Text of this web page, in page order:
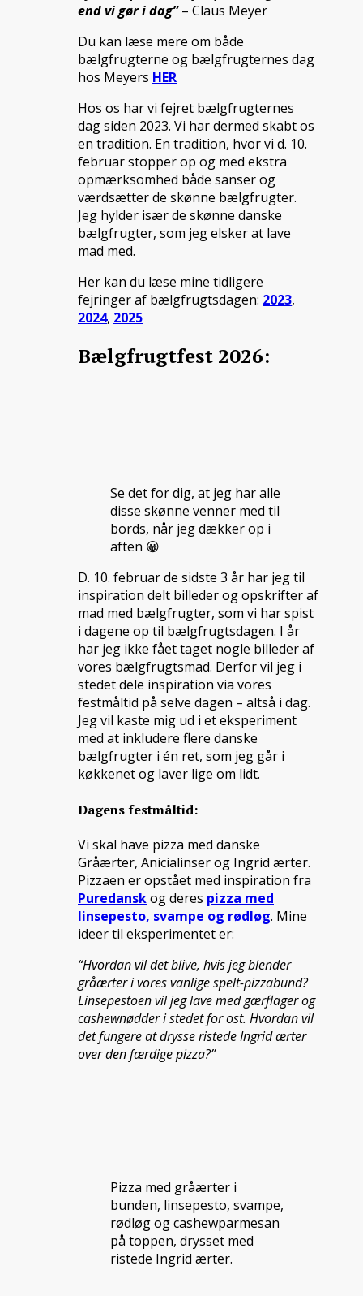
end vi gør i dag”– Claus Meyer
Du kan læse mere om både
bælgfrugterne og bælgfrugternes dag
hos Meyers HER
Hos os har vi fejret bælgfrugternes
dag siden 2023. Vi har dermed skabt os
en tradition. En tradition, hvor vi d. 10.
februar stopper op og med ekstra
opmærksomhed både sanser og
værdsætter de skønne bælgfrugter.
Jeg hylder især de skønne danske
bælgfrugter, som jeg elsker at lave
mad med.
Her kan du læse mine tidligere
fejringer af bælgfrugtsdagen: 2023,
2024, 2025
Bælgfrugtfest 2026:
Se det for dig, at jeg har alle
disse skønne venner med til
bords, når jeg dækker op i
aften 😀
D. 10. februar de sidste 3 år har jeg til
inspiration delt billeder og opskrifter af
mad med bælgfrugter, som vi har spist
i dagene op til bælgfrugtsdagen. I år
har jeg ikke fået taget nogle billeder af
vores bælgfrugtsmad. Derfor vil jeg i
stedet dele inspiration via vores
festmåltid på selve dagen – altså i dag.
Jeg vil kaste mig ud i et eksperiment
med at inkludere flere danske
bælgfrugter i én ret, som jeg går i
køkkenet og laver lige om lidt.
Dagens festmåltid:
Vi skal have pizza med danske
Gråærter, Anicialinser og Ingrid ærter.
Pizzaen er opstået med inspiration fra
Puredanskog deres pizza med
linsepesto, svampe og rødløg. Mine
ideer til eksperimentet er:
“Hvordan vil det blive, hvis jeg blender
gråærter i vores vanlige spelt-pizzabund?
Linsepestoen vil jeg lave med gærflager og
cashewnødder i stedet for ost. Hvordan vil
det fungere at drysse ristede Ingrid ærter
over den færdige pizza?”
Pizza med gråærter i
bunden, linsepesto, svampe,
rødløg og cashewparmesan
på toppen, drysset med
ristede Ingrid ærter.